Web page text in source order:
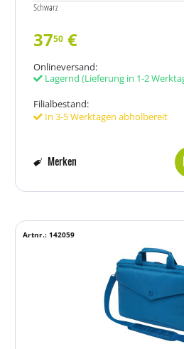
Schwarz
3750 €
Onlineversand:
Lagernd (Lieferung in 1-2
Filialbestand:
In 3-5 Werktagen abholbereit
Merken
Artnr.: 142059